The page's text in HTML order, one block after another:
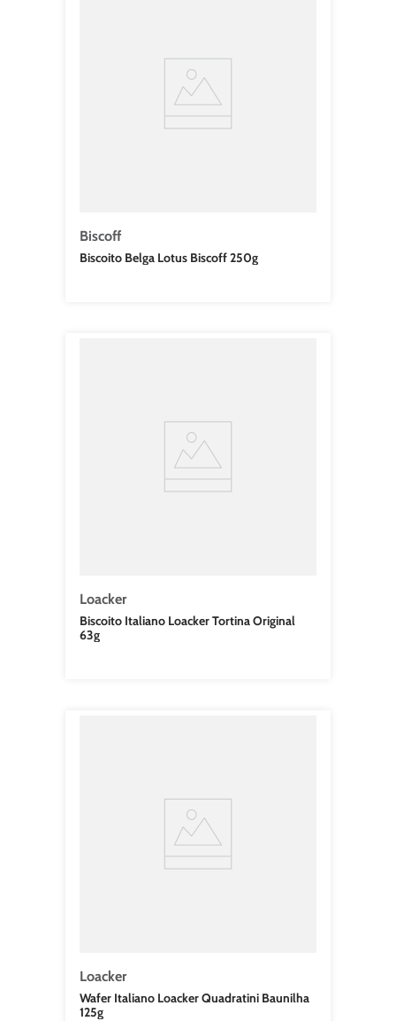
Biscoff
Biscoito Belga Lotus Biscoff 250g
Loacker
Biscoito Italiano Loacker Tortina Original
63g
Loacker
Wafer Italiano Loacker Quadratini Baunilha
125g